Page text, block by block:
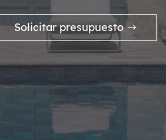
Solicitar presupuesto